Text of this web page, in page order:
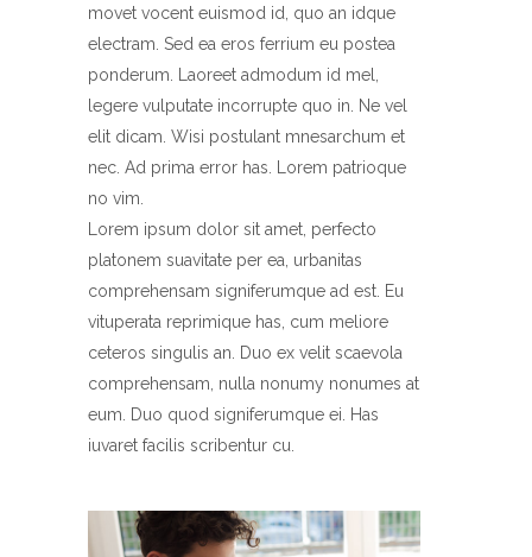
movet vocent euismod id, quo an idque
electram. Sed ea eros ferrium eu postea
ponderum. Laoreet admodum id mel,
legere vulputate incorrupte quo in. Ne vel
elit dicam. Wisi postulant mnesarchum et
nec. Ad prima error has. Lorem patrioque
no vim.
Lorem ipsum dolor sit amet, perfecto
platonem suavitate per ea, urbanitas
comprehensam signiferumque ad est. Eu
vituperata reprimique has, cum meliore
ceteros singulis an. Duo ex velit scaevola
comprehensam, nulla nonumy nonumes at
eum. Duo quod signiferumque ei. Has
iuvaret facilis scribentur cu.